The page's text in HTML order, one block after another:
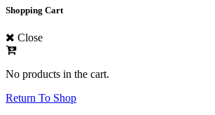
Shopping Cart
Close
No products in the cart.
Return To Shop